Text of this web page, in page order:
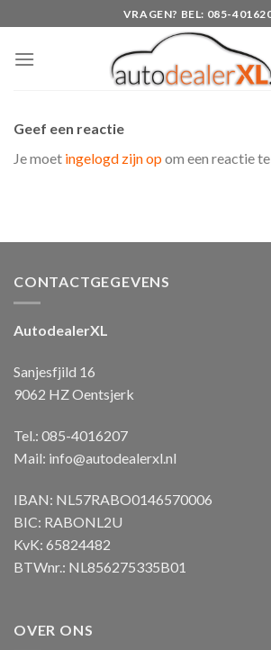
to
content
VRAGEN? BEL: 085-
Geef een reactie
Je moet ingelogd zijn opom een reactie
CONTACTGEGEVENS
AutodealerXL
Sanjesfjild 16
9062 HZ Oentsjerk
Tel.: 085-4016207
Mail: info@autodealerxl.nl
IBAN: NL57RABO0146570006
BIC: RABONL2U
KvK: 65824482
BTWnr.: NL856275335B01
OVER ONS